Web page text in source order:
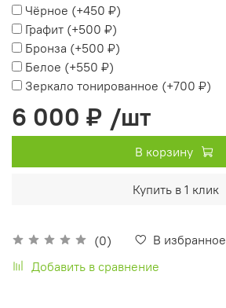
(0)
В избранное
Добавить в сравнение
Чёрное (+450 ₽)
Графит (+500 ₽)
Бронза (+500 ₽)
Белое (+550 ₽)
Зеркало тонированное (+700 ₽)
6 000 ₽ /шт
В корзину
Купить в 1 клик